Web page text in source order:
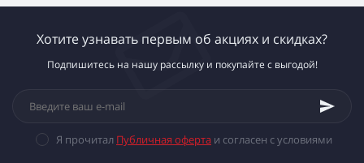
Хотите узнавать первым об акциях и скидках?
Подпишитесь на нашу рассылку и покупайте с выгодой!
Я прочитал Публичная оферта и согласен с условиями